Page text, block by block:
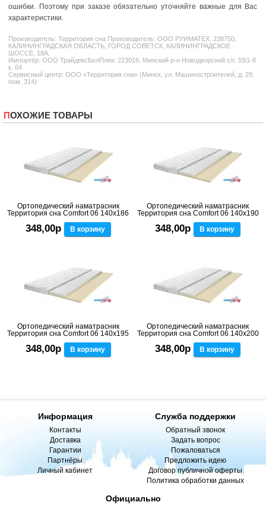
ошибки. Поэтому при заказе обязательно уточняйте важные для Вас
характеристики.
Производитель:Территория сна Производитель: ООО РУИМАТЕХ. 238750,
КАЛИНИНГРАДСКАЯ ОБЛАСТЬ, ГОРОД СОВЕТСК, КАЛИНИНГРАДСКОЕ
ШОССЕ, 18А.
Импортёр: ООО ТрайдексБелПлюс 223016, Минский р-н Новодворский с/с 33/1-8
к. 64
Сервисный центр: ООО «Территория сна» (Минск, ул. Машиностроителей, д. 29,
пом. 314)
ПОХОЖИЕ ТОВАРЫ
Ортопедический наматрасник
Территория сна Comfort 06 140x186
348,00р В корзину
Ортопедический наматрасник
Территория сна Comfort 06 140x190
348,00р В корзину
Ортопедический наматрасник
Территория сна Comfort 06 140x195
348,00р В корзину
Ортопедический наматрасник
Территория сна Comfort 06 140x200
348,00р В корзину
Информация
Контакты
Доставка
Гарантии
Партнёры
Личный кабинет
Служба поддержки
Обратный звонок
Задать вопрос
Пожаловаться
Предложить идею
Договор публичной оферты
Политика обработки данных
Официально